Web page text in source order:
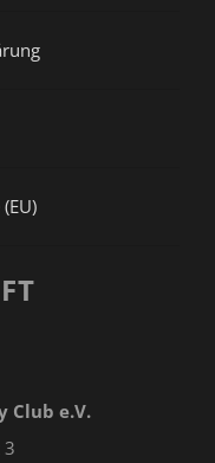
Club e.V.
3